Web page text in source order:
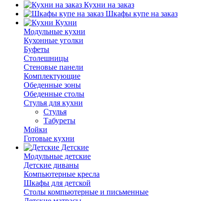
Кухни на заказ
Шкафы купе на заказ
Кухни
Модульные кухни
Кухонные уголки
Буфеты
Столешницы
Стеновые панели
Комплектующие
Обеденные зоны
Обеденные столы
Стулья для кухни
Cтулья
Табуреты
Мойки
Готовые кухни
Детские
Модульные детские
Детские диваны
Компьютерные кресла
Шкафы для детской
Столы компьютерные и письменные